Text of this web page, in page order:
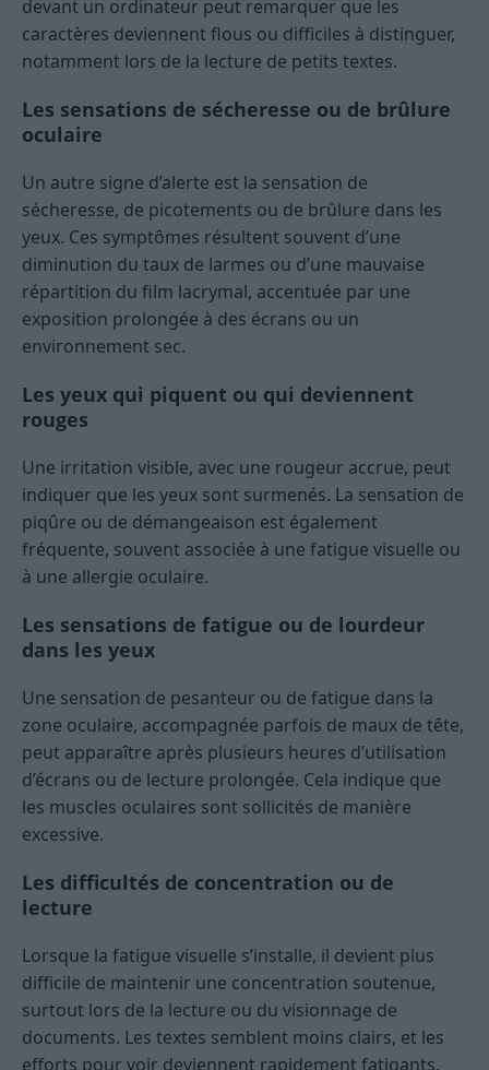
devant un ordinateur peut remarquer que les
caractères deviennent flous ou difficiles à distinguer,
notamment lors de la lecture de petits textes.
Les sensations de sécheresse ou de brûlure
oculaire
Un autre signe d’alerte est la sensation de
sécheresse, de picotements ou de brûlure dans les
yeux. Ces symptômes résultent souvent d’une
diminution du taux de larmes ou d’une mauvaise
répartition du film lacrymal, accentuée par une
exposition prolongée à des écrans ou un
environnement sec.
Les yeux qui piquent ou qui deviennent
rouges
Une irritation visible, avec une rougeur accrue, peut
indiquer que les yeux sont surmenés. La sensation de
piqûre ou de démangeaison est également
fréquente, souvent associée à une fatigue visuelle ou
à une allergie oculaire.
Les sensations de fatigue ou de lourdeur
dans les yeux
Une sensation de pesanteur ou de fatigue dans la
zone oculaire, accompagnée parfois de maux de tête,
peut apparaître après plusieurs heures d’utilisation
d’écrans ou de lecture prolongée. Cela indique que
les muscles oculaires sont sollicités de manière
excessive.
Les difficultés de concentration ou de
lecture
Lorsque la fatigue visuelle s’installe, il devient plus
difficile de maintenir une concentration soutenue,
surtout lors de la lecture ou du visionnage de
documents. Les textes semblent moins clairs, et les
efforts pour voir deviennent rapidement fatigants.